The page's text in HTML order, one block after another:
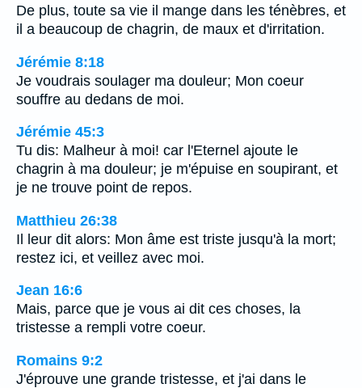
De plus, toute sa vie il mange dans les ténèbres, et
il a beaucoup de chagrin, de maux et d'irritation.
Jérémie 8:18
Je voudrais soulager ma douleur; Mon coeur
souffre au dedans de moi.
Jérémie 45:3
Tu dis: Malheur à moi! car l'Eternel ajoute le
chagrin à ma douleur; je m'épuise en soupirant, et
je ne trouve point de repos.
Matthieu 26:38
Il leur dit alors: Mon âme est triste jusqu'à la mort;
restez ici, et veillez avec moi.
Jean 16:6
Mais, parce que je vous ai dit ces choses, la
tristesse a rempli votre coeur.
Romains 9:2
J'éprouve une grande tristesse, et j'ai dans le